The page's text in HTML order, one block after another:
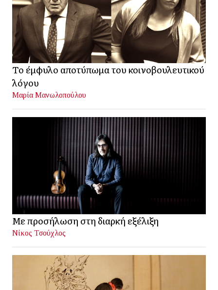
Το έμφυλο αποτύπωμα του κοινοβουλευτικού
λόγου
Μαρία Μανωλοπούλου
Με προσήλωση στη διαρκή εξέλιξη
Νίκος Τσούχλος